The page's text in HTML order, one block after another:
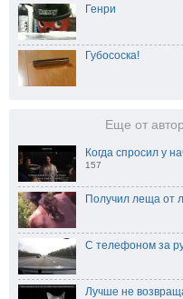
Генри
Губососка!
Еще от
Когда спросил у
157
Получил леща от
С телефоном за
Лучше не